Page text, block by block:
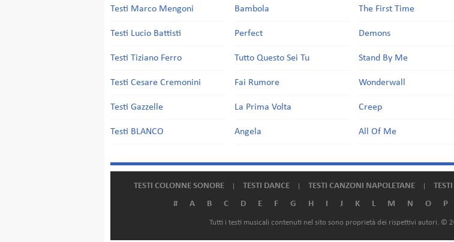
Testi Marco Mengoni
Testi Lucio Battisti
Testi Tiziano Ferro
Testi Cesare Cremonini
Testi Gazzelle
Testi BLANCO
Bambola
Perfect
Tutto Questo Sei Tu
Fai Rumore
La Prima Volta
Angela
The First Time
Demons
Stand By Me
Wonderwall
Creep
All Of Me
TESTI COLONNE SONORE TESTI DANCE TESTI CANZONI NAPOLETANE
#
A B C D E F G H I J K L M N O P
Tutti i testi musicali contenuti nel sito sono proprietà dei rispettivi autori. ©